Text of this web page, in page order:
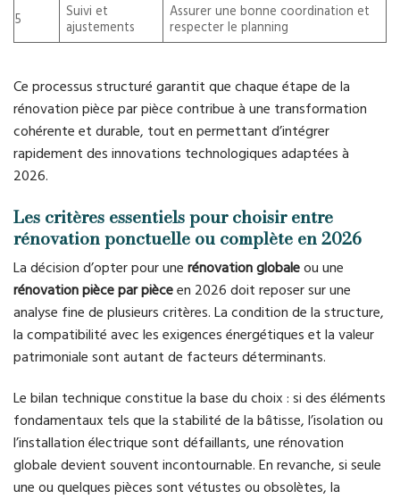
5
Suivi et
ajustements
Assurer une bonne coordination et
respecter le planning
Ce processus structuré garantit que chaque étape de la
rénovation pièce par pièce contribue à une transformation
cohérente et durable, tout en permettant d’intégrer
rapidement des innovations technologiques adaptées à
2026.
Les critères essentiels pour choisir entre
rénovation ponctuelle ou complète en 2026
La décision d’opter pour une rénovation globaleou une
rénovation pièce par pièceen 2026 doit reposer sur une
analyse fine de plusieurs critères. La condition de la structure,
la compatibilité avec les exigences énergétiques et la valeur
patrimoniale sont autant de facteurs déterminants.
Le bilan technique constitue la base du choix : si des éléments
fondamentaux tels que la stabilité de la bâtisse, l’isolation ou
l’installation électrique sont défaillants, une rénovation
globale devient souvent incontournable. En revanche, si seule
une ou quelques pièces sont vétustes ou obsolètes, la